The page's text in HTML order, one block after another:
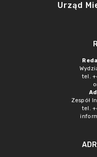
Urząd
tel.
Zespół
tel.